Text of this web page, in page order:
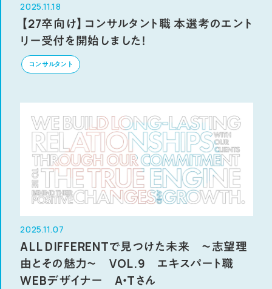
2025.11.18
【27卒向け】コンサルタント職 本選考のエント
リー受付を開始しました！
コンサルタント
2025.11.07
ALL DIFFERENTで見つけた未来 ～志望理
由とその魅力～ VOL.9 エキスパート職
WEBデザイナー A・Tさん